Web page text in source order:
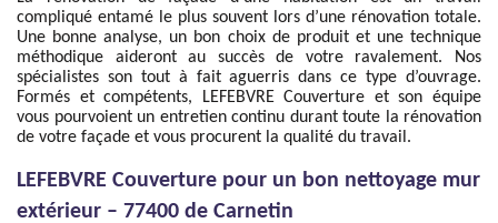
compliqué entamé le plus souvent lors d’une rénovation totale.
Une bonne analyse, un bon choix de produit et une technique
méthodique aideront au succès de votre ravalement. Nos
spécialistes son tout à fait aguerris dans ce type d’ouvrage.
Formés et compétents, LEFEBVRE Couverture et son équipe
vous pourvoient un entretien continu durant toute la rénovation
de votre façade et vous procurent la qualité du travail.
LEFEBVRE Couverture pour un bon nettoyage mur
extérieur – 77400 de Carnetin